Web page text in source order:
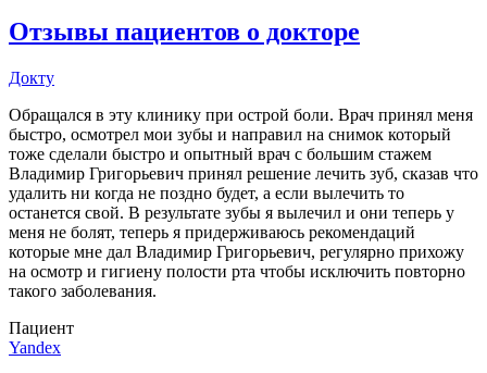
Отзывы пациентов о докторе
Докту
Обращался в эту клинику при острой боли. Врач принял меня
быстро, осмотрел мои зубы и направил на снимок который
тоже сделали быстро и опытный врач с большим стажем
Владимир Григорьевич принял решение лечить зуб, сказав что
удалить ни когда не поздно будет, а если вылечить то
останется свой. В результате зубы я вылечил и они теперь у
меня не болят, теперь я придерживаюсь рекомендаций
которые мне дал Владимир Григорьевич, регулярно прихожу
на осмотр и гигиену полости рта чтобы исключить повторно
такого заболевания.
Пациент
Yandex